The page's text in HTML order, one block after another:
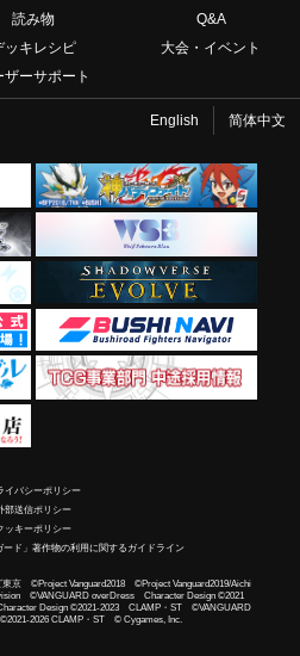
読み物
Q&A
ッキレシピ
大会・イベント
ザーサポート
English 简体中文
イバシーポリシー
部送信ポリシー
ッキーポリシー
ード」著作物の利用に関するガイドライン
京 ©Project Vanguard2018 ©Project Vanguard2019/Aichi
©VANGUARD overDress Character Design ©2021
Design ©2021-2023 CLAMP・ST ©VANGUARD
2026 CLAMP・ST © Cygames, Inc.